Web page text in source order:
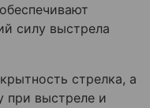
силу выстрела
стрелка, а
при выстреле и